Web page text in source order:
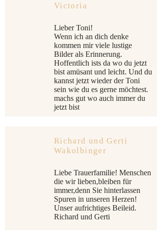
Victoria
Lieber Toni!
Wenn ich an dich denke
kommen mir viele lustige
Bilder als Erinnerung.
Hoffentlich ists da wo du jetzt
bist amüsant und leicht. Und du
kannst jetzt wieder der Toni
sein wie du es gerne möchtest.
machs gut wo auch immer du
jetzt bist
Richard und Gerti
Wakolbinger
Liebe Trauerfamilie! Menschen
die wir lieben,bleiben für
immer,denn Sie hinterlassen
Spuren in unseren Herzen!
Unser aufrichtiges Beileid.
Richard und Gerti